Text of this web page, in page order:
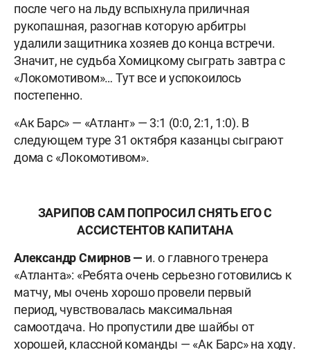
после чего на льду вспыхнула приличная
рукопашная, разогнав которую арбитры
удалили защитника хозяев до конца встречи.
Значит, не судьба Хомицкому сыграть завтра с
«Локомотивом»… Тут все и успокоилось
постепенно.
«Ак Барс» — «Атлант» — 3:1 (0:0, 2:1, 1:0). В
следующем туре 31 октября казанцы сыграют
дома с «Локомотивом».
ЗАРИПОВ САМ ПОПРОСИЛ СНЯТЬ ЕГО С
АССИСТЕНТОВ КАПИТАНА
Александр Смирнов — и. о главного тренера
«Атланта»: «Ребята очень серьезно готовились к
матчу, мы очень хорошо провели первый
период, чувствовалась максимальная
самоотдача. Но пропустили две шайбы от
хорошей, классной команды — «Ак Барс» на ходу.